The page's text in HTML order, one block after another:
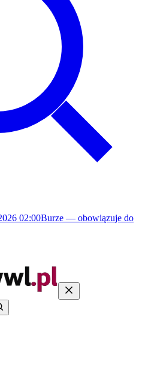
02:00Burze — obowiązuje do